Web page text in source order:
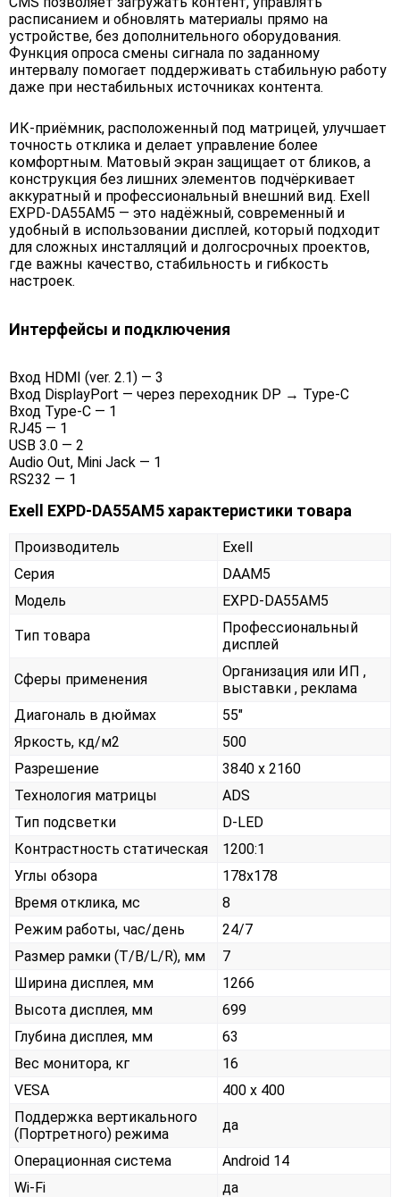
расписанием и обновлять материалы прямо на
устройстве, без дополнительного оборудования.
Функция опроса смены сигнала по заданному
интервалу помогает поддерживать стабильную работу
даже при нестабильных источниках контента.
ИК-приёмник, расположенный под матрицей, улучшает
точность отклика и делает управление более
комфортным. Матовый экран защищает от бликов, а
конструкция без лишних элементов подчёркивает
аккуратный и профессиональный внешний вид. Exell
EXPD-DA55AM5 — это надёжный, современный и
удобный в использовании дисплей, который подходит
для сложных инсталляций и долгосрочных проектов,
где важны качество, стабильность и гибкость
настроек.
Интерфейсы и подключения
Вход HDMI (ver. 2.1) — 3
Вход DisplayPort — через переходник DP → Type-C
Вход Type-C — 1
RJ45 — 1
USB 3.0 — 2
Audio Out, Mini Jack — 1
RS232 — 1
Exell EXPD-DA55AM5 характеристики товара
Производитель
Exell
Серия
DAAM5
Модель
EXPD-DA55AM5
Тип товара
Профессиональный
дисплей
Сферы применения
Организация или ИП ,
выставки , реклама
Диагональ в дюймах
55"
Яркость, кд/м2
500
Разрешение
3840 x 2160
Технология матрицы
ADS
Тип подсветки
D-LED
Контрастность статическая
1200:1
Углы обзора
178x178
Время отклика, мс
8
Режим работы, час/день
24/7
Размер рамки (T/B/L/R), мм
7
Ширина дисплея, мм
1266
Высота дисплея, мм
699
Глубина дисплея, мм
63
Вес монитора, кг
16
VESA
400 x 400
Поддержка вертикального
(Портретного) режима
да
Операционная система
Android 14
Wi-Fi
да